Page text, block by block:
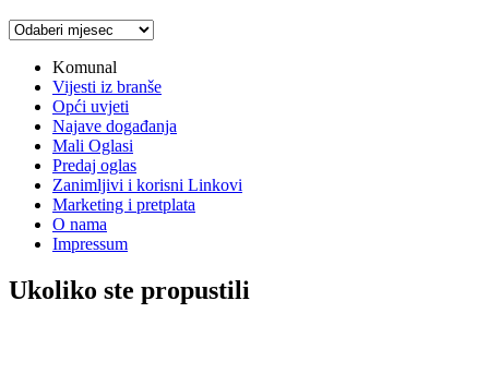
Arhiva
Komunal
Vijesti iz branše
Opći uvjeti
Najave događanja
Mali Oglasi
Predaj oglas
Zanimljivi i korisni Linkovi
Marketing i pretplata
O nama
Impressum
Ukoliko ste propustili